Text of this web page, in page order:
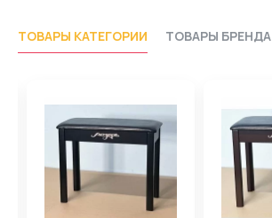
ТОВАРЫ КАТЕГОРИИ ТОВАРЫ БРЕНДА